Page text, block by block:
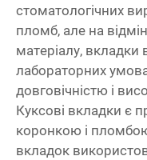
стоматологічних
пломб, але на
матеріалу, вкладки
лабораторних
довговічністю і
Куксові вкладки є
коронкою і
вкладок